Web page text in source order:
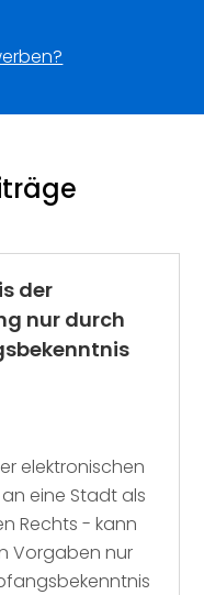
der
nur durch
elektronischen
eine Stadt als
Rechts - kann
Vorgaben nur